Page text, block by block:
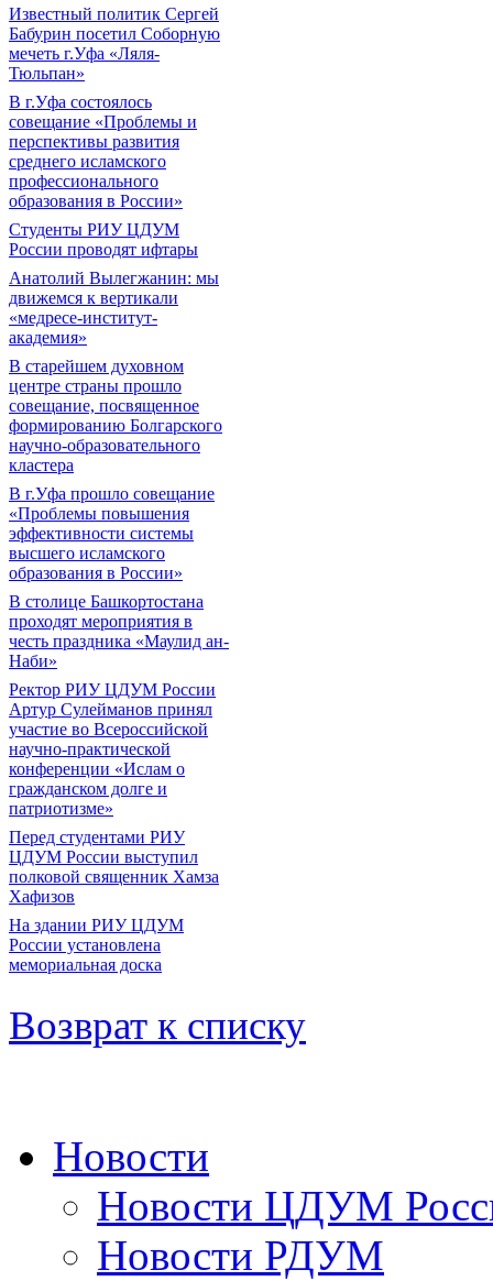
Известный политик Сергей
Бабурин посетил Соборную
мечеть г.Уфа «Ляля-
Тюльпан»
В г.Уфа состоялось
совещание «Проблемы и
перспективы развития
среднего исламского
профессионального
образования в России»
Студенты РИУ ЦДУМ
России проводят ифтары
Анатолий Вылегжанин: мы
движемся к вертикали
«медресе-институт-
академия»
В старейшем духовном
центре страны прошло
совещание, посвященное
формированию Болгарского
научно-образовательного
кластера
В г.Уфа прошло совещание
«Проблемы повышения
эффективности системы
высшего исламского
образования в России»
В столице Башкортостана
проходят мероприятия в
честь праздника «Маулид ан-
Наби»
Ректор РИУ ЦДУМ России
Артур Сулейманов принял
участие во Всероссийской
научно-практической
конференции «Ислам о
гражданском долге и
патриотизме»
Перед студентами РИУ
ЦДУМ России выступил
полковой священник Хамза
Хафизов
На здании РИУ ЦДУМ
России установлена
мемориальная доска
Возврат к списку
Новости
Новости ЦДУМ
Новости РДУМ